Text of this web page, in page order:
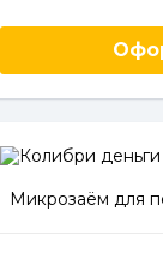
Микрозаём для